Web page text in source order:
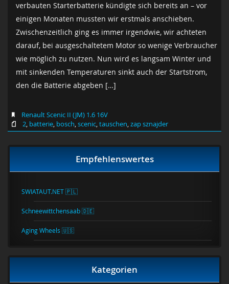
verbauten Starterbatterie kündigte sich bereits an – vor
einigen Monaten mussten wir erstmals anschieben.
Zwischenzeitlich ging es immer irgendwie, wir achteten
darauf, bei ausgeschaltetem Motor so wenige Verbraucher
wie möglich zu nutzen. Nun wird es langsam Winter und
mit sinkenden Temperaturen sinkt auch der Startstrom,
den die Batterie abgeben […]
Renault Scenic II (JM) 1.6 16V
2, batterie, bosch,scenic,tauschen,zap sznajder
Empfehlenswertes
SWIATAUT.NET 🇵🇱
Schneewittchensaab 🇩🇪
Aging Wheels 🇺🇸
Kategorien